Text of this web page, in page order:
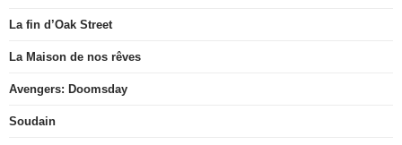
La fin d’Oak Street
La Maison de nos rêves
Avengers: Doomsday
Soudain